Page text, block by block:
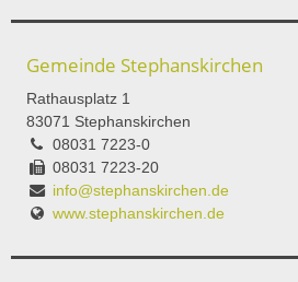
Gemeinde Stephanskirchen
Rathausplatz 1
83071 Stephanskirchen
08031 7223-0
08031 7223-20
info@stephanskirchen.de
www.stephanskirchen.de